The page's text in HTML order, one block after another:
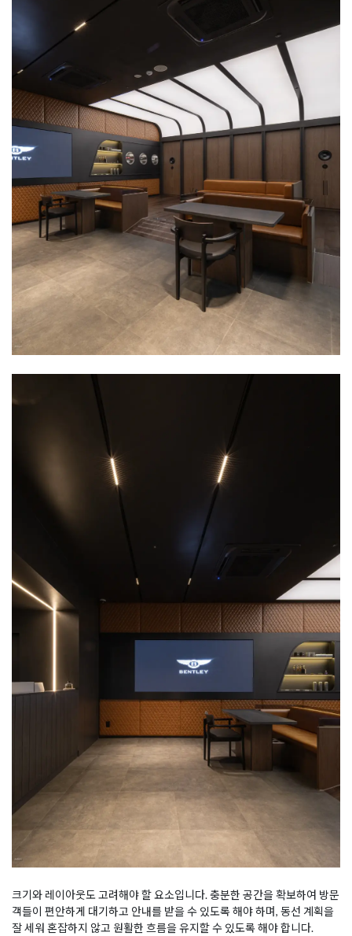
크기와 레이아웃도 고려해야 할 요소입니다. 충분한 공간을 확보하여 방문
객들이 편안하게 대기하고 안내를 받을 수 있도록 해야 하며, 동선 계획을
잘 세워 혼잡하지 않고 원활한 흐름을 유지할 수 있도록 해야 합니다.